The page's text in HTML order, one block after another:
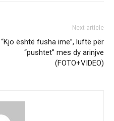
Next article
“Kjo është fusha ime”, luftë për
“pushtet” mes dy arinjve
(FOTO+VIDEO)